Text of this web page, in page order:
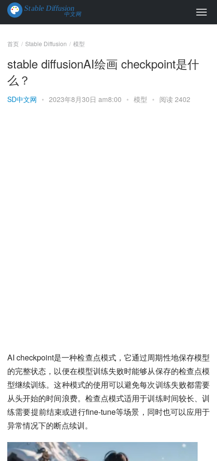
首页 Stable Diffusion 模型
stable diffusionAI绘画 checkpoint是什
么？
SD中文网 • 2023年8月30日 am8:00 • 模型 • 阅读 2402
AI checkpoint是一种检查点模式，它通过周期性地保存模型
的完整状态，以便在模型训练失败时能够从保存的检查点模
型继续训练。这种模式的使用可以避免每次训练失败都需要
从头开始的时间浪费。检查点模式适用于训练时间较长、训
练需要提前结束或进行fine-tune等场景，同时也可以应用于
异常情况下的断点续训。